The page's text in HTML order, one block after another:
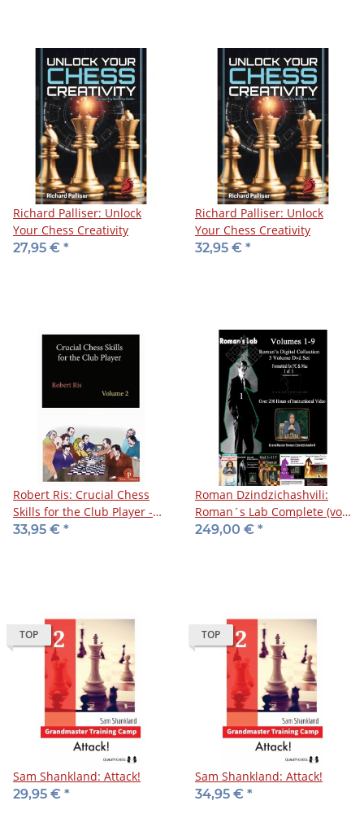
Richard Palliser: Unlock
Your Chess Creativity
27,95 € *
Richard Palliser: Unlock
Your Chess Creativity
32,95 € *
Robert Ris: Crucial Chess
Skills for the Club Player -
Vol. 2
33,95 € *
Roman Dzindzichashvili:
Roman´s Lab Complete (vol.
1-117) - DVD
249,00 € *
TOP
Sam Shankland: Attack!
29,95 € *
TOP
Sam Shankland: Attack!
34,95 € *